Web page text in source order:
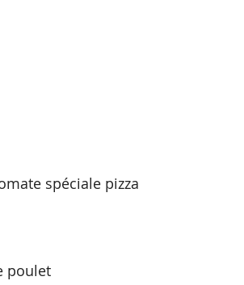
spéciale pizza
poulet